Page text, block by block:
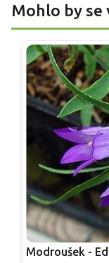
Mohlo by se
Modroušek -